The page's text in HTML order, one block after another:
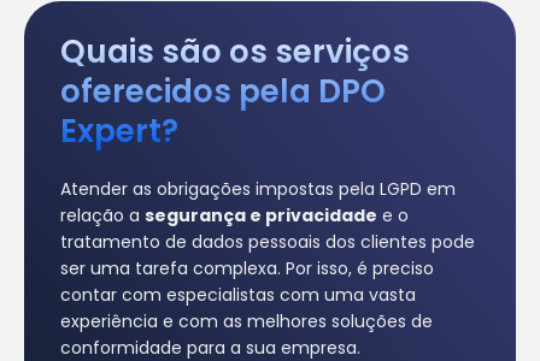
Quais são os serviços
oferecidos pela DPO
Expert?
Atender as obrigações impostas pela LGPD em
relação a segurança e privacidade e o
tratamento de dados pessoais dos clientes pode
ser uma tarefa complexa. Por isso, é preciso
contar com especialistas com uma vasta
experiência e com as melhores soluções de
conformidade para a sua empresa.